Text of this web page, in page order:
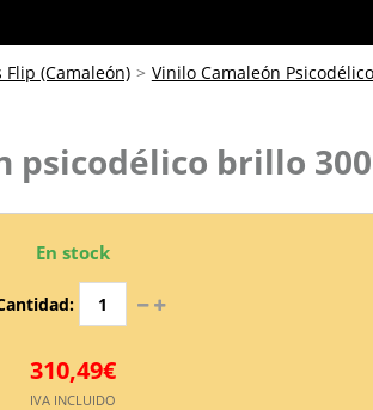
Flip (Camaleón) > Vinilo Camaleón
psicodélico brillo
En stock
310,49€
IVA INCLUIDO